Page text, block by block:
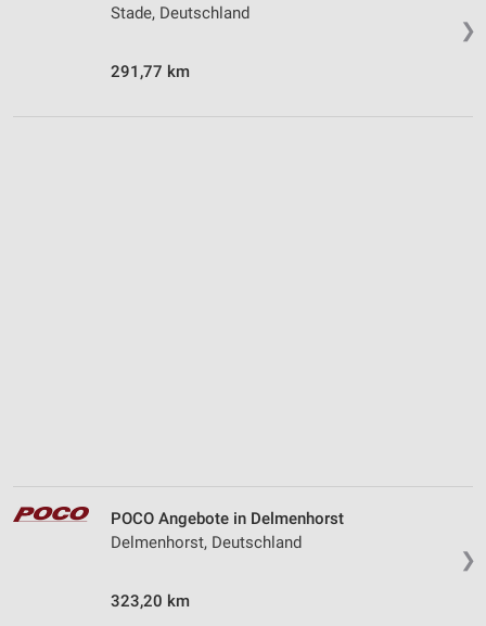
❯
Stade, Deutschland
291,77 km
❯
POCO Angebote in Delmenhorst
Delmenhorst, Deutschland
323,20 km